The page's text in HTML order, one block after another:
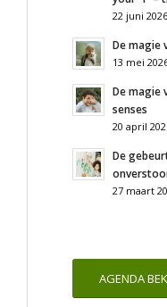
22 juni
De magie
13 mei
De magie
senses
20 april
De
27 maart
AGENDA